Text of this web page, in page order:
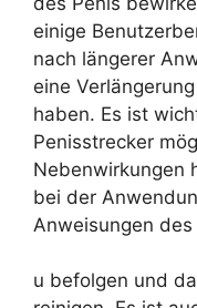
einige
nach längerer
eine
haben. Es ist
Penisstrecker
Nebenwirkungen
bei der
Anweisungen
u befolgen und